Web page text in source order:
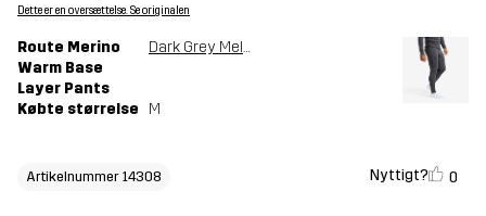
Dette er en oversættelse. Se originalen
Route Merino
Warm Base
Layer Pants
Dark Grey Melange
Købte størrelse M
Artikelnummer 14308 Nyttigt? 0